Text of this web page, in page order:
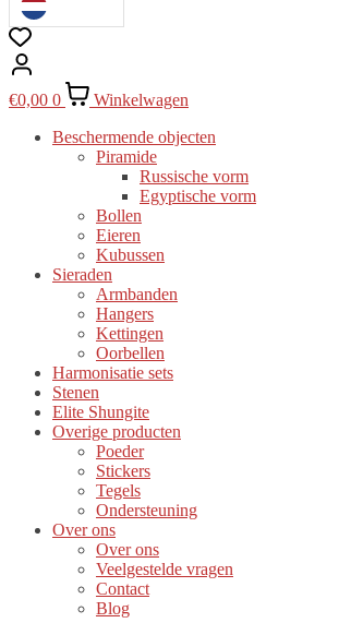
€0,00 0
Winkelwagen
Beschermende objecten
Piramide
Russische vorm
Egyptische vorm
Bollen
Eieren
Kubussen
Sieraden
Armbanden
Hangers
Kettingen
Oorbellen
Harmonisatie sets
Stenen
Elite Shungite
Overige producten
Poeder
Stickers
Tegels
Ondersteuning
Over ons
Over ons
Veelgestelde vragen
Contact
Blog